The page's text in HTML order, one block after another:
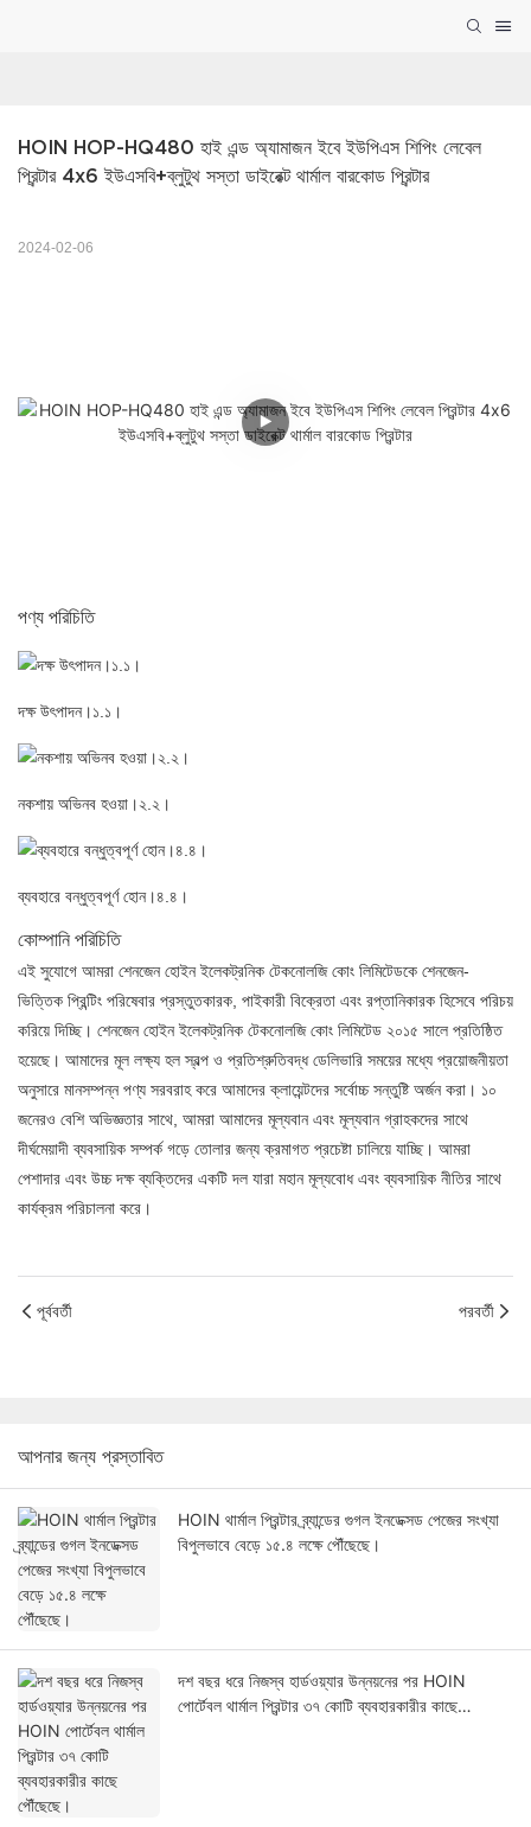
HOIN HOP-HQ480 হাই এন্ড অ্যামাজন ইবে ইউপিএস শিপিং লেবেল
প্রিন্টার 4x6 ইউএসবি+ব্লুটুথ সস্তা ডাইরেক্ট থার্মাল বারকোড প্রিন্টার
2024-02-06
পণ্য পরিচিতি
দক্ষ উৎপাদন।১.১।
নকশায় অভিনব হওয়া।২.২।
ব্যবহারে বন্ধুত্বপূর্ণ হোন।৪.৪।
কোম্পানি পরিচিতি
এই সুযোগে আমরা শেনজেন হোইন ইলেকট্রনিক টেকনোলজি কোং লিমিটেডকে শেনজেন-
ভিত্তিক প্রিন্টিং পরিষেবার প্রস্তুতকারক, পাইকারী বিক্রেতা এবং রপ্তানিকারক হিসেবে পরিচয়
করিয়ে দিচ্ছি। শেনজেন হোইন ইলেকট্রনিক টেকনোলজি কোং লিমিটেড ২০১৫ সালে প্রতিষ্ঠিত
হয়েছে। আমাদের মূল লক্ষ্য হল স্বল্প ও প্রতিশ্রুতিবদ্ধ ডেলিভারি সময়ের মধ্যে প্রয়োজনীয়তা
অনুসারে মানসম্পন্ন পণ্য সরবরাহ করে আমাদের ক্লায়েন্টদের সর্বোচ্চ সন্তুষ্টি অর্জন করা। ১০
জনেরও বেশি অভিজ্ঞতার সাথে, আমরা আমাদের মূল্যবান এবং মূল্যবান গ্রাহকদের সাথে
দীর্ঘমেয়াদী ব্যবসায়িক সম্পর্ক গড়ে তোলার জন্য ক্রমাগত প্রচেষ্টা চালিয়ে যাচ্ছি। আমরা
পেশাদার এবং উচ্চ দক্ষ ব্যক্তিদের একটি দল যারা মহান মূল্যবোধ এবং ব্যবসায়িক নীতির সাথে
কার্যক্রম পরিচালনা করে।
পূর্ববর্তী পরবর্তী
আপনার জন্য প্রস্তাবিত
HOIN থার্মাল প্রিন্টার ব্র্যান্ডের গুগল ইনডেক্সড পেজের সংখ্যা
বিপুলভাবে বেড়ে ১৫.৪ লক্ষে পৌঁছেছে।
দশ বছর ধরে নিজস্ব হার্ডওয়্যার উন্নয়নের পর HOIN
পোর্টেবল থার্মাল প্রিন্টার ৩৭ কোটি ব্যবহারকারীর কাছে